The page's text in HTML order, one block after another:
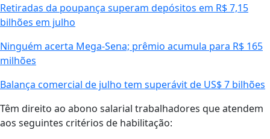
Retiradas da poupança superam depósitos em R$ 7,15
bilhões em julho
Ninguém acerta Mega-Sena; prêmio acumula para R$ 165
milhões
Balança comercial de julho tem superávit de US$ 7 bilhões
Têm direito ao abono salarial trabalhadores que atendem
aos seguintes critérios de habilitação: